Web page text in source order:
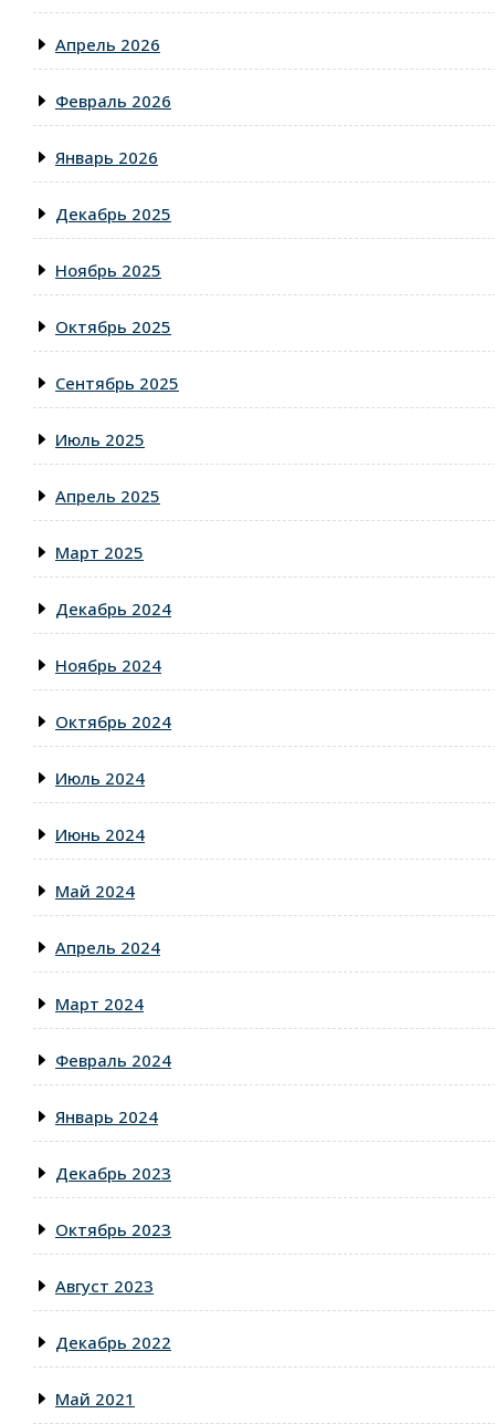
Апрель 2026
Февраль 2026
Январь 2026
Декабрь 2025
Ноябрь 2025
Октябрь 2025
Сентябрь 2025
Июль 2025
Апрель 2025
Март 2025
Декабрь 2024
Ноябрь 2024
Октябрь 2024
Июль 2024
Июнь 2024
Май 2024
Апрель 2024
Март 2024
Февраль 2024
Январь 2024
Декабрь 2023
Октябрь 2023
Август 2023
Декабрь 2022
Май 2021